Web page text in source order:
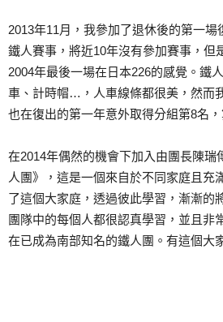
2013年11月，我參加了退休後的第一場
鐵人賽事，將近10年沒有參加賽事，但
2004年最後一場在日本226的感覺。鐵
車、計時帽…，人車線條都很美，然而
也在復出的第一年意外取得分組第8名
在2014年偶然的機會下加入由團長陳瑞
人團》，這是一個來自於不同家庭且充
了這個大家庭，透過彼此學習，漸漸的
團隊中的每個人都很認真學習，並且非
在已成為南部知名的鐵人團。有這個大